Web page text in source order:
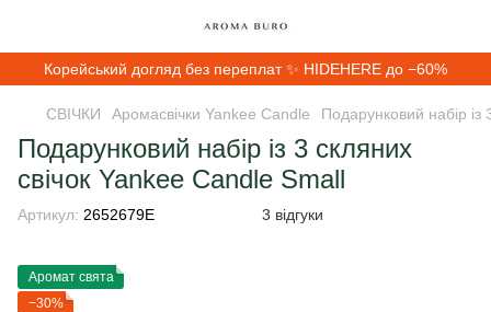
Корейський догляд без переплат ✨ HIDEHERE до −60%
СВІЧКИ Аромасвічки Yankee Candle Подарунковий набір із
Подарунковий набір із 3 скляних
свічок Yankee Candle Small
Артикул: 2652679E 3 відгуки
Аромат свята
−30%